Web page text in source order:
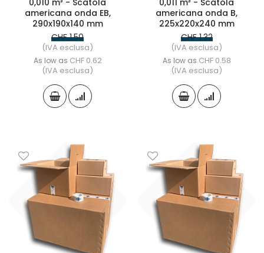
0,010 m³ - Scatola
americana onda EB,
290x190x140 mm
CHF 1.50
(IVA esclusa)
As low as CHF 0.62
(IVA esclusa)
0,011 m³ - Scatola
americana onda B,
225x220x240 mm
CHF 1.32
(IVA esclusa)
As low as CHF 0.58
(IVA esclusa)